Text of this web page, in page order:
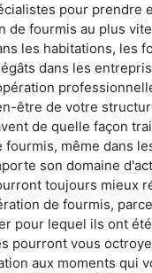
pour prendre
de fourmis au plus
les habitations, les
dans les
être de votre
de quelle façon
même dans
son domaine
toujours mieux
de fourmis,
pour lequel ils ont
pourront vous
aux moments qui